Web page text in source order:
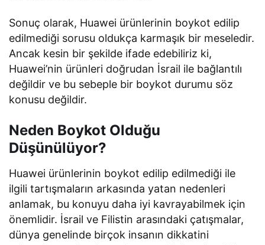
Sonuç olarak, Huawei ürünlerinin boykot edilip
edilmediği sorusu oldukça karmaşık bir meseledir.
Ancak kesin bir şekilde ifade edebiliriz ki,
Huawei’nin ürünleri doğrudan İsrail ile bağlantılı
değildir ve bu sebeple bir boykot durumu söz
konusu değildir.
Neden Boykot Olduğu
Düşünülüyor?
Huawei ürünlerinin boykot edilip edilmediği ile
ilgili tartışmaların arkasında yatan nedenleri
anlamak, bu konuyu daha iyi kavrayabilmek için
önemlidir. İsrail ve Filistin arasındaki çatışmalar,
dünya genelinde birçok insanın dikkatini